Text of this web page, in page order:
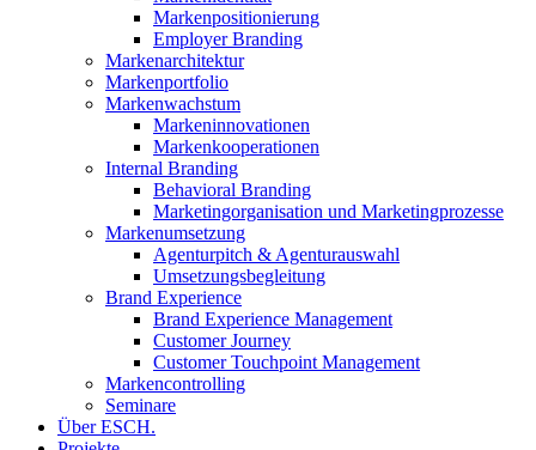
Markenpositionierung
Employer Branding
Markenarchitektur
Markenportfolio
Markenwachstum
Markeninnovationen
Markenkooperationen
Internal Branding
Behavioral Branding
Marketingorganisation und Marketingprozesse
Markenumsetzung
Agenturpitch & Agenturauswahl
Umsetzungsbegleitung
Brand Experience
Brand Experience Management
Customer Journey
Customer Touchpoint Management
Markencontrolling
Seminare
Über ESCH.